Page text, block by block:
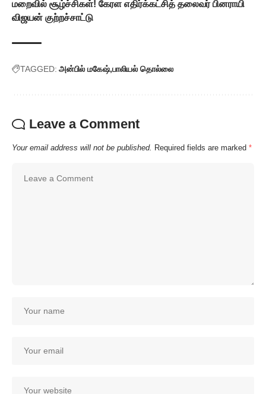
மறைவில் சூழ்ச்சிகள்! கேரள எதிர்க்கட்சித் தலைவர் பினராயி
விஜயன் குற்றச்சாட்டு
TAGGED: அன்பில் மகேஷ் பாலியல் தொல்லை
Leave a Comment
Your email address will not be published. Required fields are marked *